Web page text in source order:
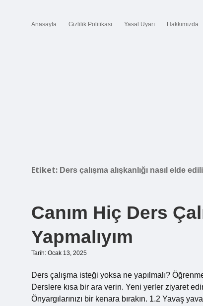
Anasayfa Gizlilik Politikası Yasal Uyarı Hakkımızda
Etiket: Ders çalışma alışkanlığı nasıl elde
Canım Hiç Ders
Yapmalıyım
Tarih: Ocak 13, 2025
Ders çalışma isteği yoksa ne yapılmalı?
Derslere kısa bir ara verin. Yeni yerler ziyaret
Önyargılarınızı bir kenara bırakın. 1.2 Yavaş